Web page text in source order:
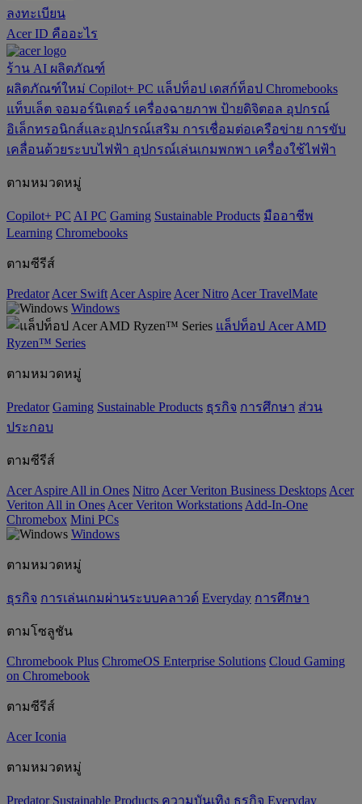
ลงทะเบียน
Acer ID คืออะไร
ร้าน AI ผลิตภัณฑ์
ผลิตภัณฑ์ใหม่ Copilot+ PC แล็ปท็อป เดสก์ท็อป Chromebooks
แท็บเล็ต จอมอร์นิเตอร์ เครื่องฉายภาพ ป้ายดิจิตอล อุปกรณ์
อิเล็กทรอนิกส์และอุปกรณ์เสริม การเชื่อมต่อเครือข่าย การขับ
เคลื่อนด้วยระบบไฟฟ้า อุปกรณ์เล่นเกมพกพา เครื่องใช้ไฟฟ้า
ตามหมวดหมู่
Copilot+ PC AI PC Gaming ‌Sustainable Products มืออาชีพ
‌Learning Chromebooks
ตามซีรีส์
Predator Acer Swift Acer Aspire Acer Nitro Acer TravelMate
Windows
แล็ปท็อป Acer AMD
Ryzen™ Series
ตามหมวดหมู่
Predator Gaming ‌Sustainable Products ธุรกิจ การศึกษา ส่วน
ประกอบ
ตามซีรีส์
Acer Aspire All in Ones Nitro Acer Veriton Business Desktops Acer
Veriton All in Ones Acer Veriton Workstations Add-In-One
Chromebox Mini PCs
Windows
ตามหมวดหมู่
ธุรกิจ การเล่นเกมผ่านระบบคลาวด์ Everyday การศึกษา
ตามโซลูชัน
Chromebook Plus ChromeOS Enterprise Solutions Cloud Gaming
on Chromebook
ตามซีรีส์
Acer Iconia
ตามหมวดหมู่
Predator ‌Sustainable Products ความบันเทิง ธุรกิจ Everyday